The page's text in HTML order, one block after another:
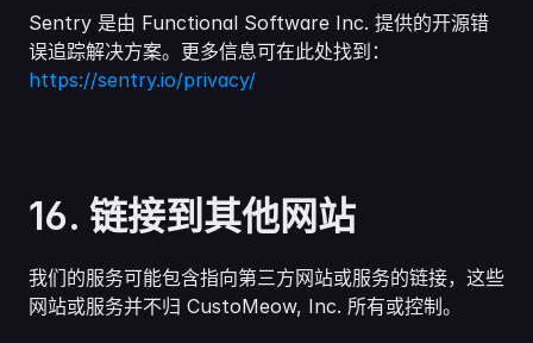
Sentry 是由 Functional Software Inc. 提供的开源错
https://sentry.io/privacy/
16. 链接到其他网站
我们的服务可能包含指向第三方网站或服务的链接，这些
网站或服务并不归 CustoMeow, Inc. 所有或控制。